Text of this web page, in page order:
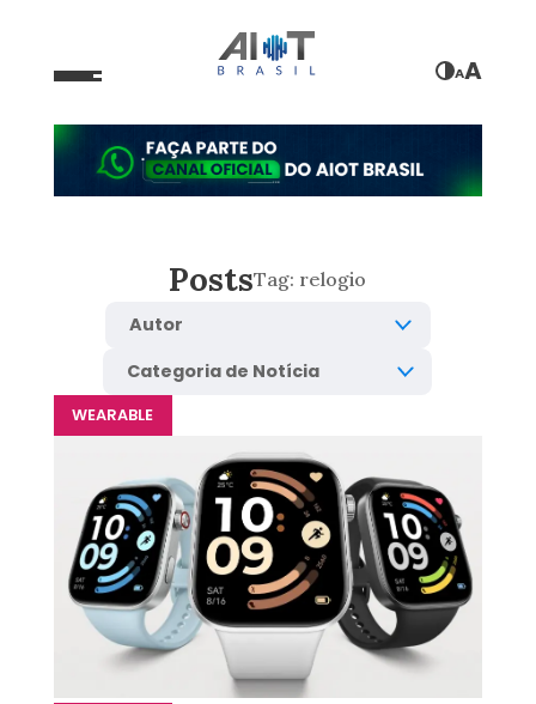
AA
PostsTag: relogio
WEARABLE